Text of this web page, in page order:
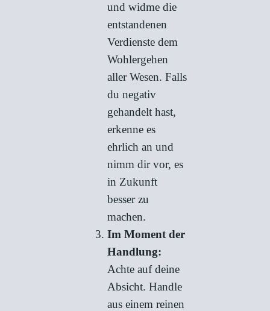
und widme die
entstandenen
Verdienste dem
Wohlergehen
aller Wesen. Falls
du negativ
gehandelt hast,
erkenne es
ehrlich an und
nimm dir vor, es
in Zukunft
besser zu
machen.
Im Moment der
Handlung:
Achte auf deine
Absicht. Handle
aus einem reinen